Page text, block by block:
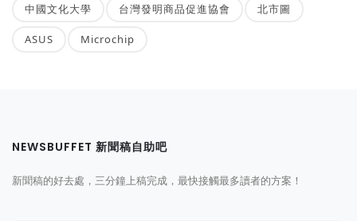
中國文化大學 台灣發明商品促進協會 北市圖
ASUS Microchip
NEWSBUFFET 新聞稿自助吧
新聞稿的好去處，三分鐘上稿完成，最快接觸最多讀者的方案！